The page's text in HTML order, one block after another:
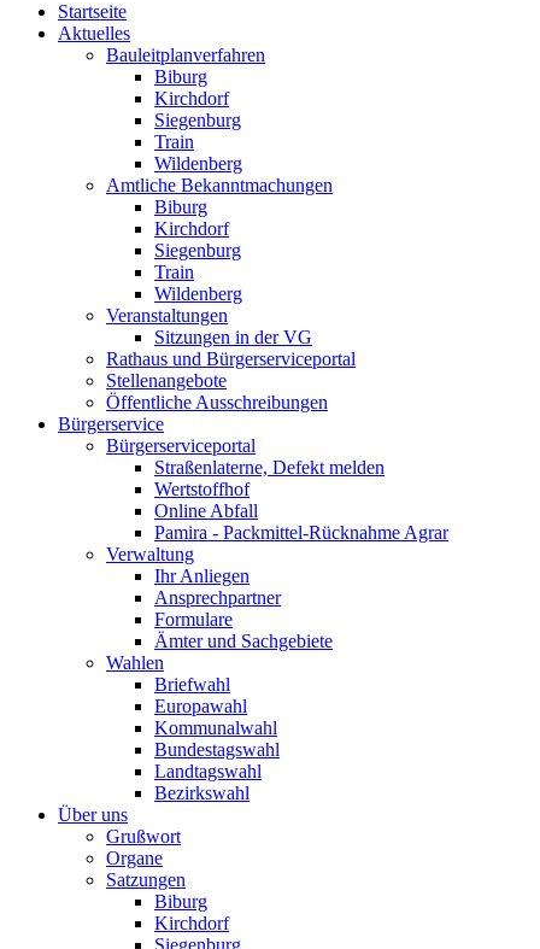
Startseite
Aktuelles
Bauleitplanverfahren
Biburg
Kirchdorf
Siegenburg
Train
Wildenberg
Amtliche Bekanntmachungen
Biburg
Kirchdorf
Siegenburg
Train
Wildenberg
Veranstaltungen
Sitzungen in der VG
Rathaus und Bürgerserviceportal
Stellenangebote
Öffentliche Ausschreibungen
Bürgerservice
Bürgerserviceportal
Straßenlaterne, Defekt melden
Wertstoffhof
Online Abfall
Pamira - Packmittel-Rücknahme Agrar
Verwaltung
Ihr Anliegen
Ansprechpartner
Formulare
Ämter und Sachgebiete
Wahlen
Briefwahl
Europawahl
Kommunalwahl
Bundestagswahl
Landtagswahl
Bezirkswahl
Über uns
Grußwort
Organe
Satzungen
Biburg
Kirchdorf
Siegenburg